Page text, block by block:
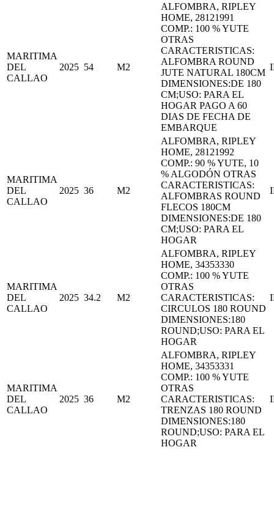
MARITIMA
DEL
CALLAO
2025 54 M2
ALFOMBRA, RIPLEY
HOME, 28121991
COMP.: 100 % YUTE
OTRAS
CARACTERISTICAS:
ALFOMBRA ROUND
JUTE NATURAL 180CM
DIMENSIONES:DE 180
CM;USO: PARA EL
HOGAR PAGO A 60
DIAS DE FECHA DE
EMBARQUE
MARITIMA
DEL
CALLAO
2025 36 M2
ALFOMBRA, RIPLEY
HOME, 28121992
COMP.: 90 % YUTE, 10
% ALGODÓN OTRAS
CARACTERISTICAS:
ALFOMBRAS ROUND
FLECOS 180CM
DIMENSIONES:DE 180
CM;USO: PARA EL
HOGAR
MARITIMA
DEL
CALLAO
2025 34.2 M2
ALFOMBRA, RIPLEY
HOME, 34353330
COMP.: 100 % YUTE
OTRAS
CARACTERISTICAS:
CIRCULOS 180 ROUND
DIMENSIONES:180
ROUND;USO: PARA EL
HOGAR
MARITIMA
DEL
CALLAO
2025 36 M2
ALFOMBRA, RIPLEY
HOME, 34353331
COMP.: 100 % YUTE
OTRAS
CARACTERISTICAS:
TRENZAS 180 ROUND
DIMENSIONES:180
ROUND;USO: PARA EL
HOGAR